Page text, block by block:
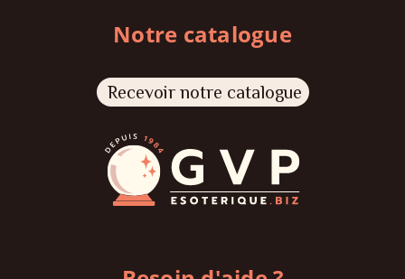
Notre catalogue
Recevoir notre catalogue